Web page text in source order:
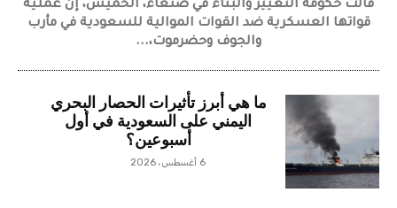
قالت حكومة التغيير والبناء في صنعاء، الخميس، إن عملية
قواتها العسكرية ضد القوات الموالية للسعودية في مأرب
والجوف وحضرموت،...
ما هي أبرز تأثيرات الحصار البحري
اليمني على السعودية في أول
أسبوعين؟
6 أغسطس، 2026